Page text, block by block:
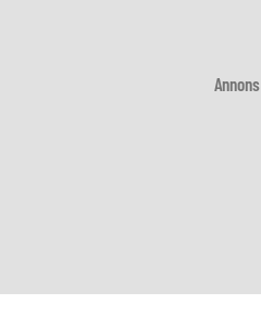
Annons